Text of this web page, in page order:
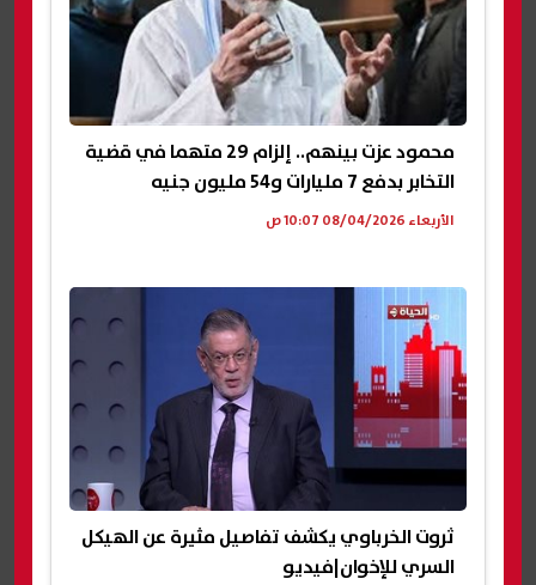
محمود عزت بينهم.. إلزام 29 متهما في قضية
التخابر بدفع 7 مليارات و54 مليون جنيه
الأربعاء 08/04/2026 10:07 ص
ثروت الخرباوي يكشف تفاصيل مثيرة عن الهيكل
السري للإخوان|فيديو